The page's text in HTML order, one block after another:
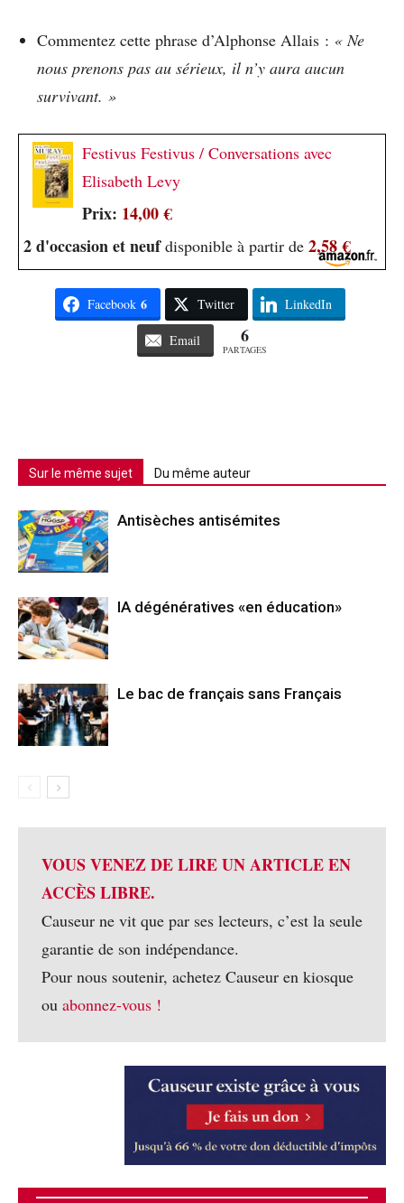
Commentez cette phrase d’Alphonse Allais : « Ne
nous prenons pas au sérieux, il n’y aura aucun
survivant. »
Festivus Festivus / Conversations avec
Elisabeth Levy
Prix: 14,00 €
2 d'occasion et neufdisponible à partir de 2,58 €
Facebook 6 Twitter LinkedIn
Email 6
PARTAGES
Sur le même sujet Du même auteur
Antisèches antisémites
IA dégénératives «en éducation»
Le bac de français sans Français
VOUS VENEZ DE LIRE UN ARTICLE EN
ACCÈS LIBRE.
Causeur ne vit que par ses lecteurs, c’est la seule
garantie de son indépendance.
Pour nous soutenir, achetez Causeur en kiosque
ou abonnez-vous !